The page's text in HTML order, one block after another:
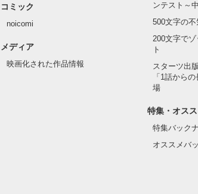
コミック
noicomi
メディア
映画化された作品情報
ンテスト～
500文字の不
200文字で
ト
スターツ出
「1話から
場
特集・オスス
特集バック
オススメバ